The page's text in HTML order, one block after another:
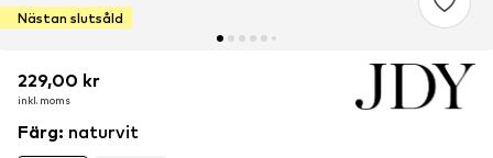
Nästan slutsåld
229,00 kr
inkl. moms
229,00 kr
inkl. moms
Färg: naturvit